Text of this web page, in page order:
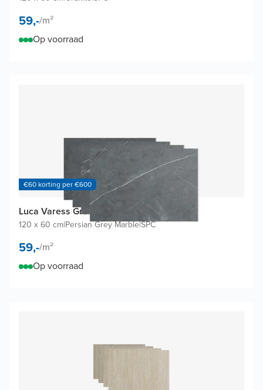
59,-/m²
Op voorraad
€60 korting per €600
Luca Varess Groovy wandtegels (4 tegels)
120 x 60 cm|Persian Grey Marble|SPC
59,-/m²
Op voorraad